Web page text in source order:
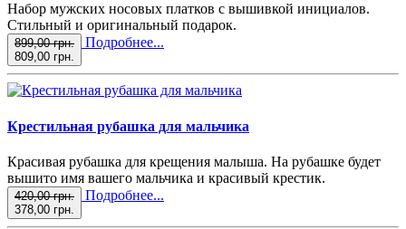
Набор мужских носовых платков с вышивкой инициалов.
Стильный и оригинальный подарок.
899,00 грн.
809,00 грн.
Подробнее...
Крестильная рубашка для мальчика
Красивая рубашка для крещения малыша. На рубашке будет
вышито имя вашего мальчика и красивый крестик.
420,00 грн.
378,00 грн.
Подробнее...